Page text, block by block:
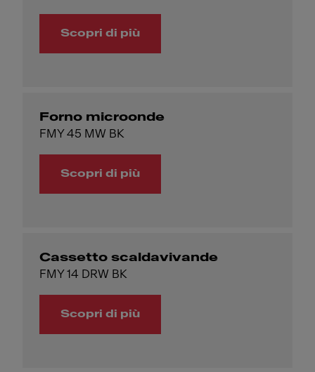
Scopri di più
Forno microonde
FMY 45 MW BK
Scopri di più
Cassetto scaldavivande
FMY 14 DRW BK
Scopri di più